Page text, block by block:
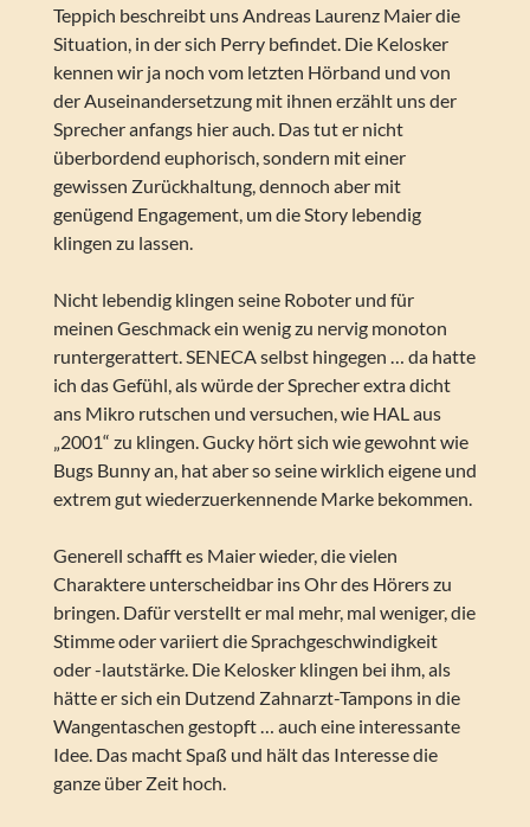
Teppich beschreibt uns Andreas Laurenz Maier die
Situation, in der sich Perry befindet. Die Kelosker
kennen wir ja noch vom letzten Hörband und von
der Auseinandersetzung mit ihnen erzählt uns der
Sprecher anfangs hier auch. Das tut er nicht
überbordend euphorisch, sondern mit einer
gewissen Zurückhaltung, dennoch aber mit
genügend Engagement, um die Story lebendig
klingen zu lassen.
Nicht lebendig klingen seine Roboter und für
meinen Geschmack ein wenig zu nervig monoton
runtergerattert. SENECA selbst hingegen … da hatte
ich das Gefühl, als würde der Sprecher extra dicht
ans Mikro rutschen und versuchen, wie HAL aus
„2001“ zu klingen. Gucky hört sich wie gewohnt wie
Bugs Bunny an, hat aber so seine wirklich eigene und
extrem gut wiederzuerkennende Marke bekommen.
Generell schafft es Maier wieder, die vielen
Charaktere unterscheidbar ins Ohr des Hörers zu
bringen. Dafür verstellt er mal mehr, mal weniger, die
Stimme oder variiert die Sprachgeschwindigkeit
oder -lautstärke. Die Kelosker klingen bei ihm, als
hätte er sich ein Dutzend Zahnarzt-Tampons in die
Wangentaschen gestopft … auch eine interessante
Idee. Das macht Spaß und hält das Interesse die
ganze über Zeit hoch.